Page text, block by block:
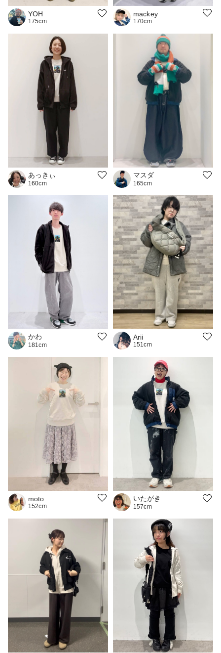
YOH
175cm
mackey
170cm
あっきぃ
160cm
マスダ
165cm
かわ
181cm
Arii
151cm
moto
152cm
いたがき
157cm